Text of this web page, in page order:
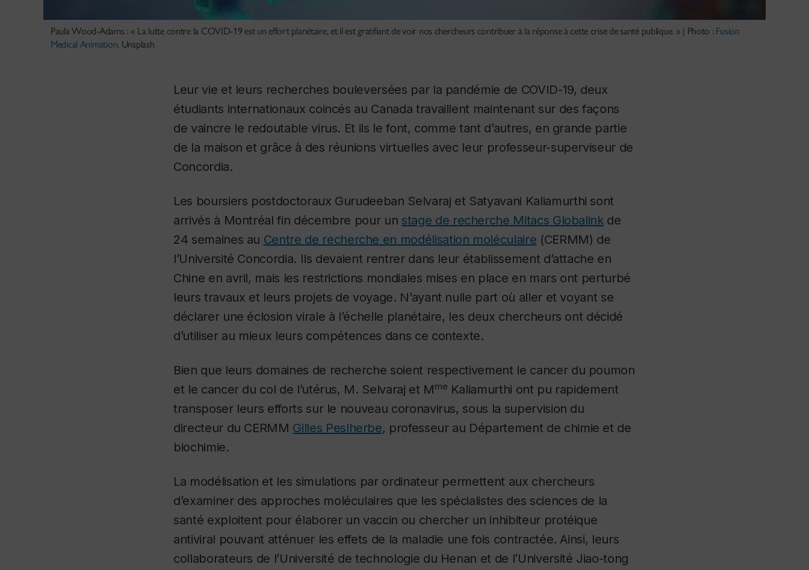
Paula Wood-Adams : « La lutte contre la COVID-19 est un effort planétaire, et il est gratifiant de voir nos chercheurs contribuer à la réponse à cette crise de santé publique. » | Photo : Fusion
Medical Animation, Unsplash
Leur vie et leurs recherches bouleversées par la pandémie de COVID-19, deux
étudiants internationaux coincés au Canada travaillent maintenant sur des façons
de vaincre le redoutable virus. Et ils le font, comme tant d’autres, en grande partie
de la maison et grâce à des réunions virtuelles avec leur professeur-superviseur de
Concordia.
Les boursiers postdoctoraux Gurudeeban Selvaraj et Satyavani Kaliamurthi sont
arrivés à Montréal fin décembre pour un stage de recherche Mitacs Globalinkde
24 semaines au Centre de recherche en modélisation moléculaire (CERMM) de
l’Université Concordia. Ils devaient rentrer dans leur établissement d’attache en
Chine en avril, mais les restrictions mondiales mises en place en mars ont perturbé
leurs travaux et leurs projets de voyage. N’ayant nulle part où aller et voyant se
déclarer une éclosion virale à l’échelle planétaire, les deux chercheurs ont décidé
d’utiliser au mieux leurs compétences dans ce contexte.
Bien que leurs domaines de recherche soient respectivement le cancer du poumon
et le cancer du col de l’utérus, M. Selvaraj et Mme Kaliamurthi ont pu rapidement
transposer leurs efforts sur le nouveau coronavirus, sous la supervision du
directeur du CERMM Gilles Peslherbe, professeur au Département de chimie et de
biochimie.
La modélisation et les simulations par ordinateur permettent aux chercheurs
d’examiner des approches moléculaires que les spécialistes des sciences de la
santé exploitent pour élaborer un vaccin ou chercher un inhibiteur protéique
antiviral pouvant atténuer les effets de la maladie une fois contractée. Ainsi, leurs
collaborateurs de l’Université de technologie du Henan et de l’Université Jiao-tong